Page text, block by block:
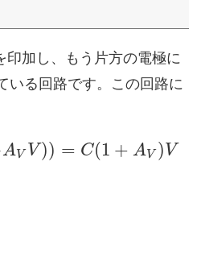
印加し、もう片方の電極に
いる回路です。この回路に
AV V )) = C(1 + AV ) V